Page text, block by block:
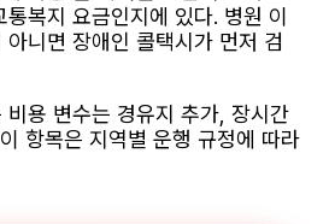
복지 요금인지에 있다. 병원 이
니면 장애인 콜택시가 먼저 검
용 변수는 경유지 추가, 장시간
항목은 지역별 운행 규정에 따라